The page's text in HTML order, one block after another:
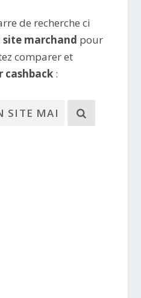
de recherche ci
site marchand pour
comparer et
cashback :